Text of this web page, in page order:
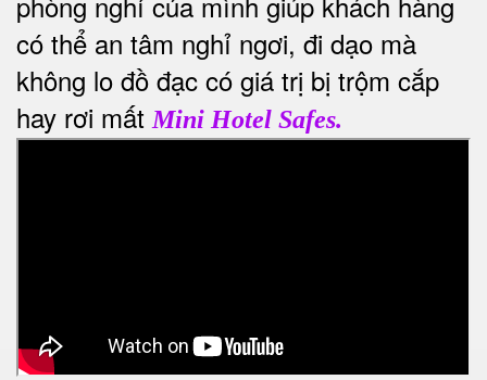
có thể an tâm nghỉ ngơi, đi dạo mà
không lo đồ đạc có giá trị bị trộm cắp
hay rơi mất Mini Hotel Safes.